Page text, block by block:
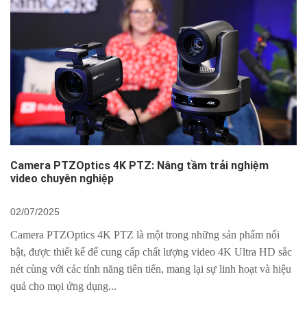
Camera PTZOptics 4K PTZ: Nâng tầm trải nghiệm
video chuyên nghiệp
02/07/2025
Camera PTZOptics 4K PTZ là một trong những sản phẩm nổi
bật, được thiết kế để cung cấp chất lượng video 4K Ultra HD sắc
nét cùng với các tính năng tiên tiến, mang lại sự linh hoạt và hiệu
quả cho mọi ứng dụng...